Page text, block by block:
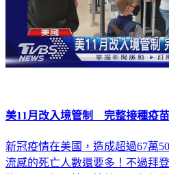
美11月改入境管制 完整接種疫
新冠疫情在美國，造成超過67萬
流感的死亡人數還要多！不過拜